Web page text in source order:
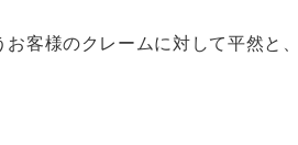
客様のクレームに対して平然と、